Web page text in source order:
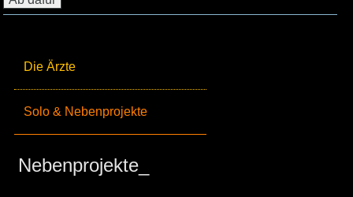
Die Ärzte
Solo & Nebenprojekte
Nebenprojekte_